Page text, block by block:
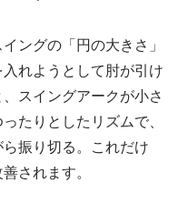
ングの「円の大きさ」
れようとして肘が引け
スイングアークが小さ
たりとしたリズムで、
振り切る。これだけ
されます。